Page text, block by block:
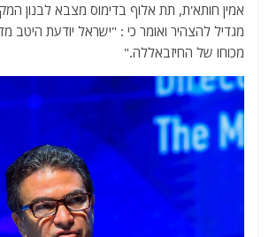
אמין חותא'ת, תת אלוף בדימוס מצבא לבנון
מגדיל להצהיר ואומר כי : "ישראל יודעת היטב
מכוחו של החיזבאללה."